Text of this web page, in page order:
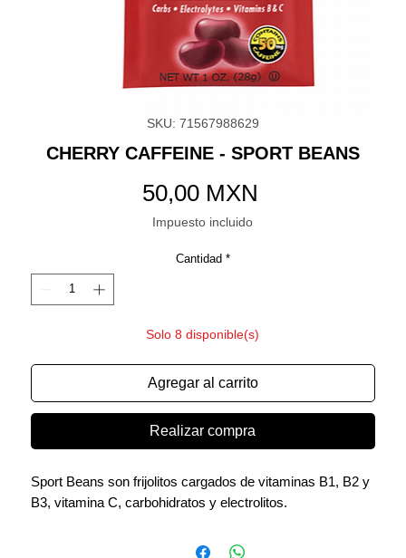
SKU: 71567988629
CHERRY CAFFEINE - SPORT BEANS
50,00 MXN
Impuesto incluido
Cantidad *
Solo 8 disponible(s)
Agregar al carrito
Realizar compra
Sport Beans son frijolitos cargados de vitaminas B1, B2 y
B3, vitamina C, carbohidratos y electrolitos.